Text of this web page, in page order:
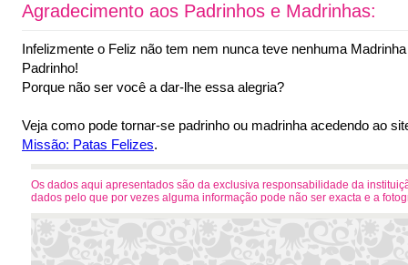
Agradecimento aos Padrinhos e Madrinhas:
Infelizmente o Feliz não tem nem nunca teve nenhuma
Padrinho!
Porque não ser você a dar-lhe essa alegria?
Veja como pode tornar-se padrinho ou madrinha acedendo ao
Missão: Patas Felizes.
Os dados aqui apresentados são da exclusiva responsabilidade da
dados pelo que por vezes alguma informação pode não ser exacta e a